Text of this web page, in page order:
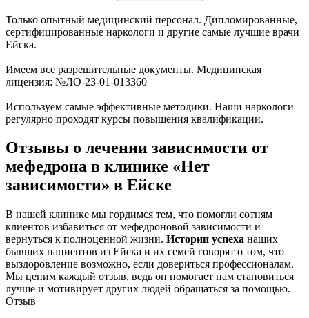
Только опытный медицинский персонал. Дипломированные,
сертифицированные наркологи и другие самые лучшие врачи
Ейска.
Имеем все разрешительные документы. Медицинская
лицензия: №ЛО-23-01-013360
Используем самые эффективные методики. Наши наркологи
регулярно проходят курсы повышения квалификации.
Отзывы о лечении зависимости от
мефедрона в клинике «Нет
зависимости» в Ейске
В нашей клинике мы гордимся тем, что помогли сотням
клиентов избавиться от мефедроновой зависимости и
вернуться к полноценной жизни. Истории успеха наших
бывших пациентов из Ейска и их семей говорят о том, что
выздоровление возможно, если довериться профессионалам.
Мы ценим каждый отзыв, ведь он помогает нам становиться
лучше и мотивирует других людей обращаться за помощью.
Отзыв